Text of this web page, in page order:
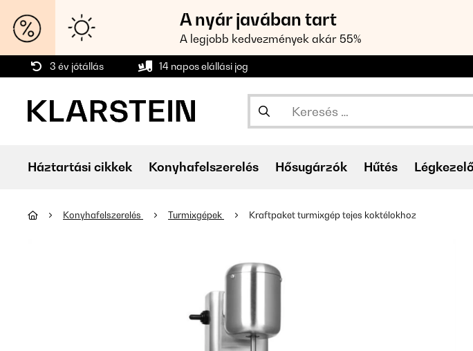
A nyár javában tart
A legjobb kedvezmények akár 55%
3 év jótállás 14 napos elállási jog
Háztartási cikkek Konyhafelszerelés Hősugárzók Hűtés
Konyhafelszerelés Turmixgépek Kraftpaket turmixgép tejes koktélokhoz